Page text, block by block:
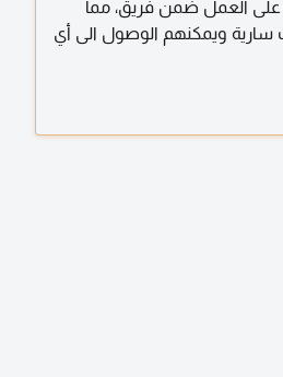
على العمل ضمن فريق، مما
سارية ويمكنهم الوصول الى أي